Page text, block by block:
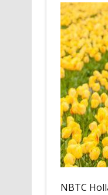
NBTC